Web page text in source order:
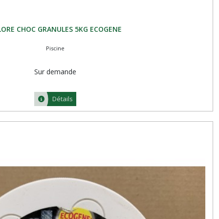
CHOC GRANULES 5KG ECOGENE
Piscine
Sur demande
Détails